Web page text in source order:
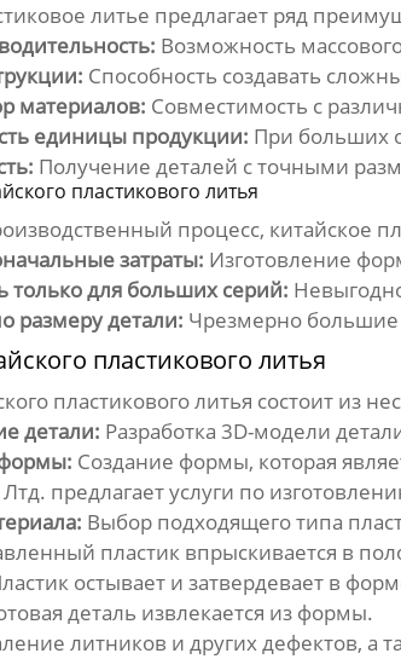
литье предлагает ряд
Возможность
Способность создавать
материалов: Совместимость с
единицы продукции: При больших
Получение деталей с точными
пластикового литья
процесс, китайское
затраты: Изготовление
только для больших серий:
размеру детали: Чрезмерно большие
пластикового литья
пластикового литья состоит из
детали: Разработка 3D-модели
Создание формы, которая
предлагает услуги по
Выбор подходящего типа
пластик впрыскивается в
остывает и затвердевает в
деталь извлекается из формы.
литников и других дефектов, а